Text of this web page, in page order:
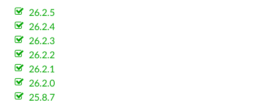
26.2.5
26.2.4
26.2.3
26.2.2
26.2.1
26.2.0
25.8.7